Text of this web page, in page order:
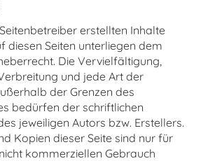
erstellten Inhalte
diesen Seiten unterliegen dem
Die Vervielfältigung,
und jede Art der
der Grenzen des
bedürfen der schriftlichen
jeweiligen Autors bzw. Erstellers.
Kopien dieser Seite sind nur für
kommerziellen Gebrauch